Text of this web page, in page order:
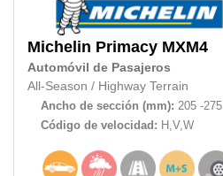
Michelin Primacy MXM4
Automóvil de Pasajeros
All-Season / Highway Terrain
Ancho de sección (mm): 205 -275
Código de velocidad: H,V,W